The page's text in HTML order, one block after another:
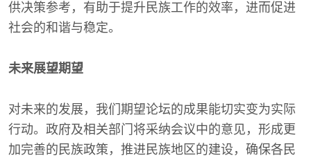
供决策参考，有助于提升民族工作的效率，进而促进
社会的和谐与稳定。
未来展望期望
对未来的发展，我们期望论坛的成果能切实变为实际
行动。政府及相关部门将采纳会议中的意见，形成更
加完善的民族政策，推进民族地区的建设，确保各民